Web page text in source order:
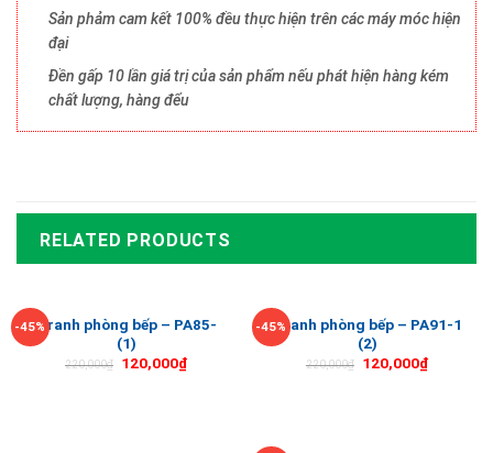
Sản phảm cam kết 100% đều thực hiện trên các máy móc hiện
đại
Đền gấp 10 lần giá trị của sản phẩm nếu phát hiện hàng kém
chất lượng, hàng đểu
RELATED PRODUCTS
-45%Tranh phòng bếp – PA85-
(1)
220,000₫ 120,000₫
-45%Tranh phòng bếp – PA91-1
(2)
220,000₫ 120,000₫